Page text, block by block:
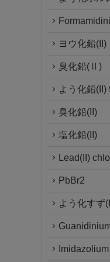
ヨウ化鉛(II)
臭化鉛(Ⅱ)
よう化鉛(II)
臭化鉛(II)
塩化鉛(II)
Lead(II)
PbBr2
よう化すず